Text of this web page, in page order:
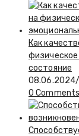
Как
состояние
08.06.2024/
0 Comments